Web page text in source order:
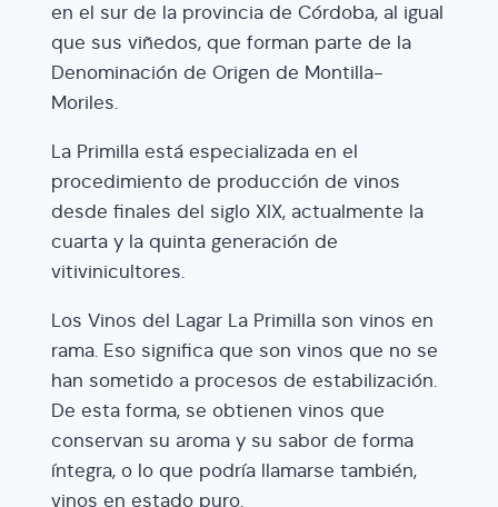
en el sur de la provincia de Córdoba, al igual
que sus viñedos, que forman parte de la
Denominación de Origen de Montilla-
Moriles.
La Primilla está especializada en el
procedimiento de producción de vinos
desde finales del siglo XIX, actualmente la
cuarta y la quinta generación de
vitivinicultores.
Los Vinos del Lagar La Primilla son vinos en
rama. Eso significa que son vinos que no se
han sometido a procesos de estabilización.
De esta forma, se obtienen vinos que
conservan su aroma y su sabor de forma
íntegra, o lo que podría llamarse también,
vinos en estado puro.